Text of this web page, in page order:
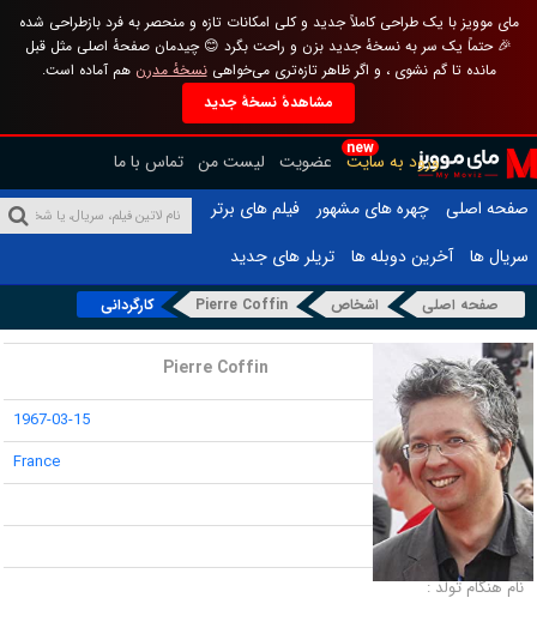
مای موویز با یک طراحی کاملاً جدید و کلی امکانات تازه و منحصر به فرد بازطراحی شده
🎉 حتماً یک سر به نسخهٔ جدید بزن و راحت بگرد 😊 چیدمان صفحهٔ اصلی مثل قبل
مانده تا گم نشوی ، و اگر ظاهر تازه‌تری می‌خواهینسخهٔ مدرن هم آماده است.
مشاهدهٔ نسخهٔ جدید
new
ورود به سایت عضویت لیست من تماس با ما
صفحه اصلی
چهره های مشهور
فیلم های برتر
سریال ها
آخرین دوبله ها تریلر های جدید
صفحه اصلی اشخاص Pierre Coffin کارگردانی
نام : Pierre Coffin
تاریخ تولد :
1967-03-15
محل تولد :
France
قد :
لقب :
نام هنگام تولد :